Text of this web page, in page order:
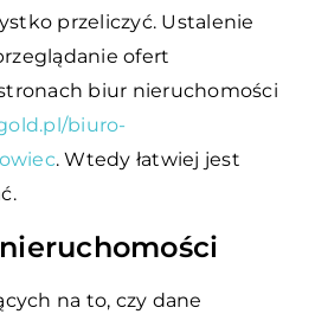
przeliczyć. Ustalenie
ofert
biur nieruchomości
biuro-
. Wtedy łatwiej jest
na to, czy dane